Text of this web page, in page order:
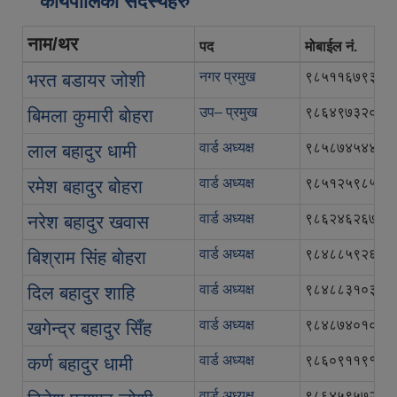
नाम/थर पद मोबाईल नं.
भरत बडायर जोशी नगर प्रमुख ९८५११६७९३५
बिमला कुमारी बाेहरा उप– प्रमुख ९८६४९७३२०२
लाल बहादुर धामी वार्ड अध्यक्ष ९८५८७४५४४४
रमेश बहादुर बोहरा वार्ड अध्यक्ष ९८५१२५९८५७
नरेश बहादुर खवास वार्ड अध्यक्ष ९८६२४६२६७६
बिश्राम सिंह बोहरा वार्ड अध्यक्ष ९८४८८५९२६२
दिल बहादुर शाहि वार्ड अध्यक्ष ९८४८८३१०३३
खगेन्द्र बहादुर सिँह वार्ड अध्यक्ष ९८४८७४०१०४
कर्ण बहादुर धामी वार्ड अध्यक्ष ९८६०९११९१३